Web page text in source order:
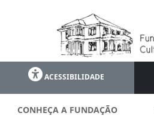
ACESSIBILIDADE
CONHEÇA A FUNDAÇÃO